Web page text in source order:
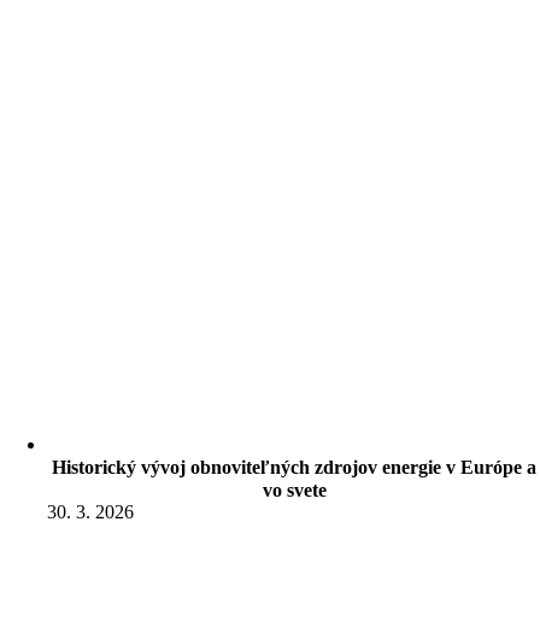
Historický vývoj obnoviteľných zdrojov energie v Európe a
vo svete
30. 3. 2026